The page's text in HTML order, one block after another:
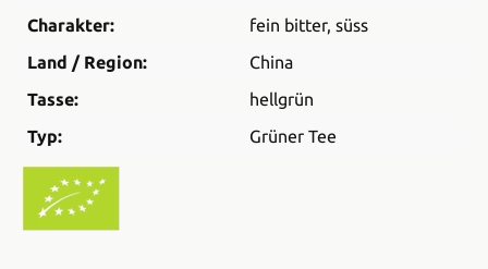
Charakter:
fein bitter, süss
Land / Region:
China
Tasse:
hellgrün
Typ:
Grüner Tee